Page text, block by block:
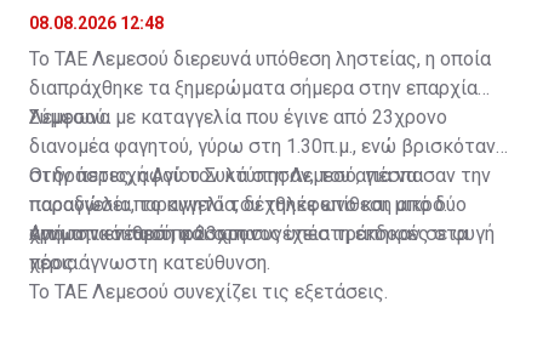
παραγγελία
08.08.2026 12:48
Το ΤΑΕ Λεμεσού διερευνά υπόθεση ληστείας, η οποία
διαπράχθηκε τα ξημερώματα σήμερα στην επαρχία
Λεμεσού.
Σύμφωνα με καταγγελία που έγινε από 23χρονο
διανομέα φαγητού, γύρω στη 1.30π.μ., ενώ βρισκόταν
στην περιοχή Αγίου Συλά στη Λεμεσό, για να
παραδώσει παραγγελία, δέχθηκε επίθεση από δύο
άγνωστα νεαρά πρόσωπα.
Οι δράστες, αφού τον κτύπησαν, του απέσπασαν την
παραγγελία, το κινητό του τηλέφωνο και μικρό
χρηματικό ποσό, και στη συνέχεια τράπηκαν σε φυγή
προς άγνωστη κατεύθυνση.
Από την επίθεση ο 23χρονος υπέστη εκδορές στα
χέρια.
Το ΤΑΕ Λεμεσού συνεχίζει τις εξετάσεις.